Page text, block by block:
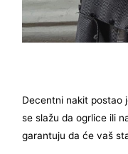
Decentni nakit postao
se slažu da ogrlice ili
garantuju da će vaš